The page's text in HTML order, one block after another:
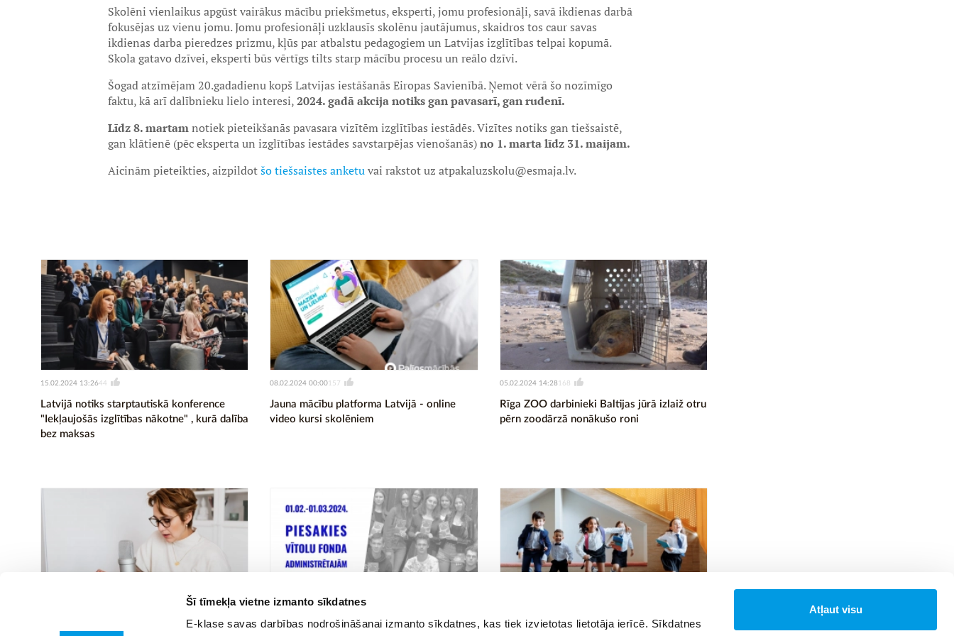
Šī tīmekļa vietne izmanto sīkdatnes
E-klase savas darbības nodrošināšanai izmanto sīkdatnes, kas tiek izvietotas lietotāja ierīcē. Sīkdatnes
Atļaut visu
Skolēni vienlaikus apgūst vairākus mācību priekšmetus, eksperti, jomu profesionāļi, savā ikdienas darbā
fokusējas uz vienu jomu. Jomu profesionāļi uzklausīs skolēnu jautājumus, skaidros tos caur savas
ikdienas darba pieredzes prizmu, kļūs par atbalstu pedagogiem un Latvijas izglītības telpai kopumā.
Skola gatavo dzīvei, eksperti būs vērtīgs tilts starp mācību procesu un reālo dzīvi.
Šogad atzīmējam 20.gadadienu kopš Latvijas iestāšanās Eiropas Savienībā. Ņemot vērā šo nozīmīgo
faktu, kā arī dalībnieku lielo interesi,2024. gadā akcija notiks gan pavasarī, gan rudenī.
Līdz 8. martamnotiek pieteikšanās pavasara vizītēm izglītības iestādēs. Vizītes notiks gan tiešsaistē,
gan klātienē (pēc eksperta un izglītības iestādes savstarpējas vienošanās)no 1. marta līdz 31. maijam.
Aicinām pieteikties, aizpildotšo tiešsaistes anketuvai rakstot uz atpakaluzskolu@esmaja.lv.
Latvijā notiks starptautiskā konference
"Iekļaujošās izglītības nākotne" , kurā dalība
bez maksas
15.02.2024 13:2644
Jauna mācību platforma Latvijā - online
video kursi skolēniem
08.02.2024 00:00157
Rīga ZOO darbinieki Baltijas jūrā izlaiž otru
pērn zoodārzā nonākušo roni
05.02.2024 14:28 168
Palīdzi tehnoloģijām apgūt latviešu valodu Aicina pirmsskolu un sākumskolu